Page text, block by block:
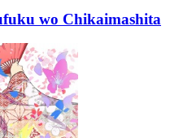
wo Chikaimashita